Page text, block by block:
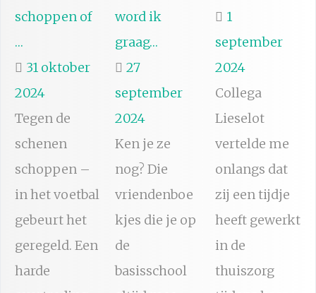
schoppen of
…
31 oktober
2024
Tegen de
schenen
schoppen –
in het voetbal
gebeurt het
geregeld. Een
harde
word ik
graag…
27
september
2024
Ken je ze
nog? Die
vriendenboe
kjes die je op
de
basisschool
1
september
2024
Collega
Lieselot
vertelde me
onlangs dat
zij een tijdje
heeft gewerkt
in de
thuiszorg